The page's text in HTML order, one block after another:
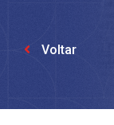
Voltar